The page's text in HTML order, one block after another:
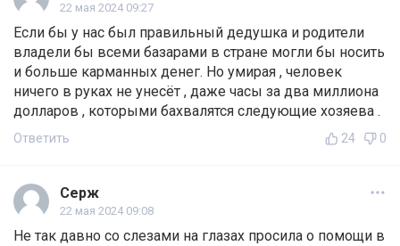
22 мая 2024 09:27
Если бы у нас был правильный дедушка и родители
владели бы всеми базарами в стране могли бы носить
и больше карманных денег. Но умирая , человек
ничего в руках не унесёт , даже часы за два миллиона
долларов , которыми бахвалятся следующие хозяева .
Ответить 24 0
Серж
22 мая 2024 09:08
Не так давно со слезами на глазах просила о помощи в